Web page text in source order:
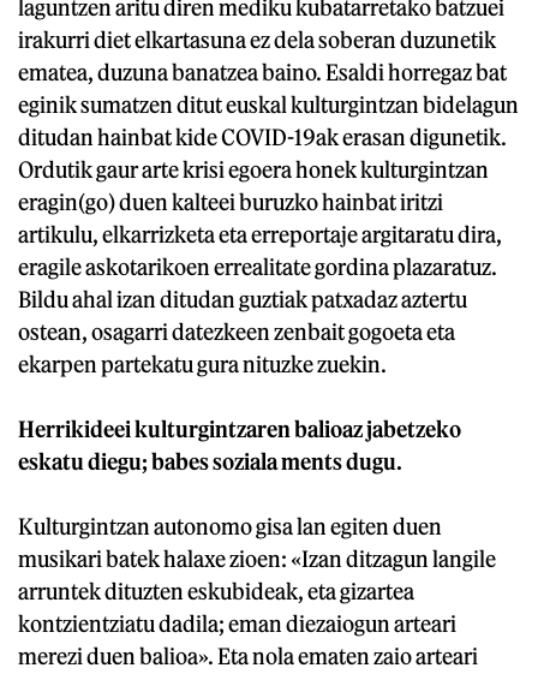
laguntzen aritu diren mediku kubatarretako batzuei
irakurri diet elkartasuna ez dela soberan duzunetik
ematea, duzuna banatzea baino. Esaldi horregaz bat
eginik sumatzen ditut euskal kulturgintzan bidelagun
ditudan hainbat kide COVID-19ak erasan digunetik.
Ordutik gaur arte krisi egoera honek kulturgintzan
eragin(go) duen kalteei buruzko hainbat iritzi
artikulu, elkarrizketa eta erreportaje argitaratu dira,
eragile askotarikoen errealitate gordina plazaratuz.
Bildu ahal izan ditudan guztiak patxadaz aztertu
ostean, osagarri datezkeen zenbait gogoeta eta
ekarpen partekatu gura nituzke zuekin.
Herrikideei kulturgintzaren balioaz jabetzeko
eskatu diegu; babes soziala ments dugu.
Kulturgintzan autonomo gisa lan egiten duen
musikari batek halaxe zioen: «Izan ditzagun langile
arruntek dituzten eskubideak, eta gizartea
kontzientziatu dadila; eman diezaiogun arteari
merezi duen balioa». Eta nola ematen zaio arteari